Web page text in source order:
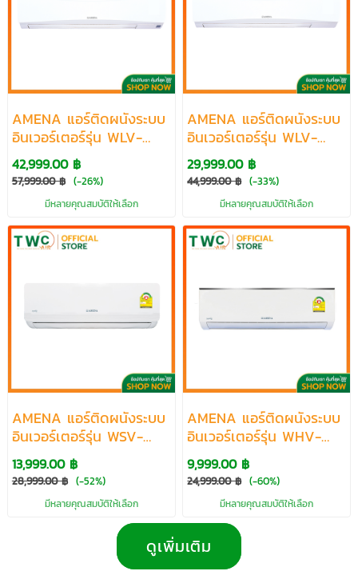
AMENA แอร์ติดผนังระบบ
อินเวอร์เตอร์รุ่น WLV-
SERIES R32 ขนาด
36500-40000 BTU
42,999.00 ฿
57,999.00 ฿ (-26%)
มีหลายคุณสมบัติให้เลือก
AMENA แอร์ติดผนังระบบ
อินเวอร์เตอร์รุ่น WLV-
SERIES R32 ขนาด
24000-36200 BTU
29,999.00 ฿
44,999.00 ฿ (-33%)
มีหลายคุณสมบัติให้เลือก
AMENA แอร์ติดผนังระบบ
อินเวอร์เตอร์รุ่น WSV-
SERIES R32 ขนาด 9500-
25000 BTU
13,999.00 ฿
28,999.00 ฿ (-52%)
มีหลายคุณสมบัติให้เลือก
AMENA แอร์ติดผนังระบบ
อินเวอร์เตอร์รุ่น WHV-
SERIES R32 ขนาด
9000-22000 BTU
9,999.00 ฿
24,999.00 ฿ (-60%)
มีหลายคุณสมบัติให้เลือก
ดูเพิ่มเติม